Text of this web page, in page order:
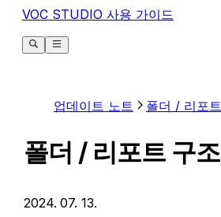
VOC STUDIO 사용 가이드
업데이트 노트 폴더 / 리포
폴더 / 리포트 구
2024. 07. 13.